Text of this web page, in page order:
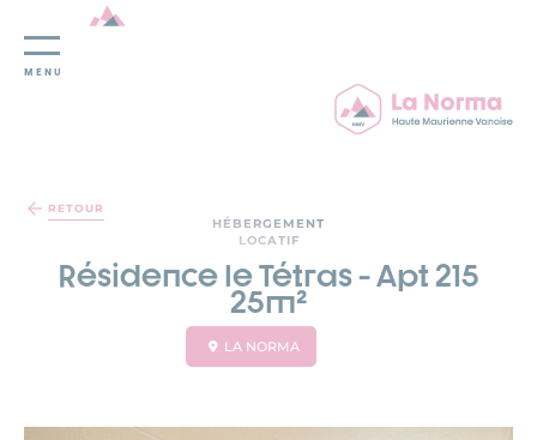
MENU
RETOUR
HÉBERGEMENT
LOCATIF
Résidence le Tétras - Apt 215
25m²
LA NORMA